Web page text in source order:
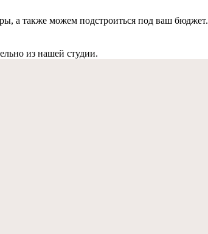
а также можем подстроиться под ваш бюджет.
из нашей студии.